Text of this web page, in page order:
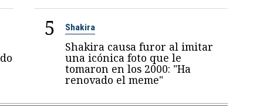
5 Shakira
Shakira causa furor al imitar
una icónica foto que le
tomaron en los 2000: "Ha
renovado el meme"